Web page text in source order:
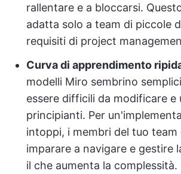
rallentare e a bloccarsi.
adatta solo a team di piccole
requisiti di project
Curva di apprendimento
modelli Miro sembrino
essere difficili da modificare e
principianti. Per
intoppi, i membri del tuo team
imparare a navigare e gestire
il che aumenta la complessità.